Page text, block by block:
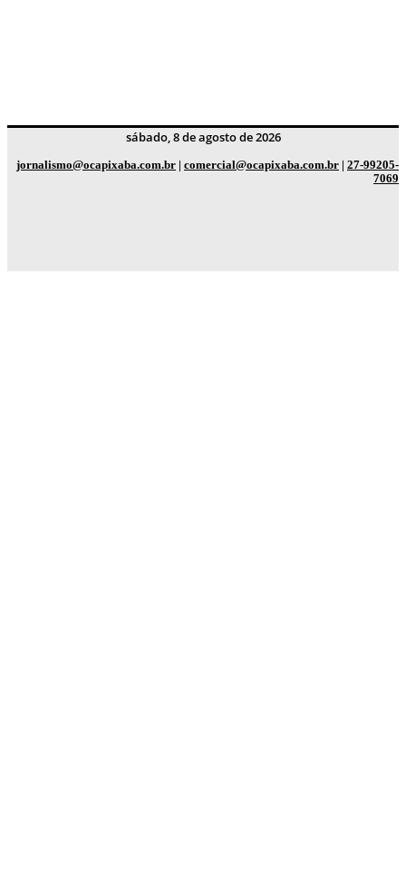
sábado, 8 de agosto de 2026
jornalismo@ocapixaba.com.br | comercial@ocapixaba.com.br | 27-99205-
7069